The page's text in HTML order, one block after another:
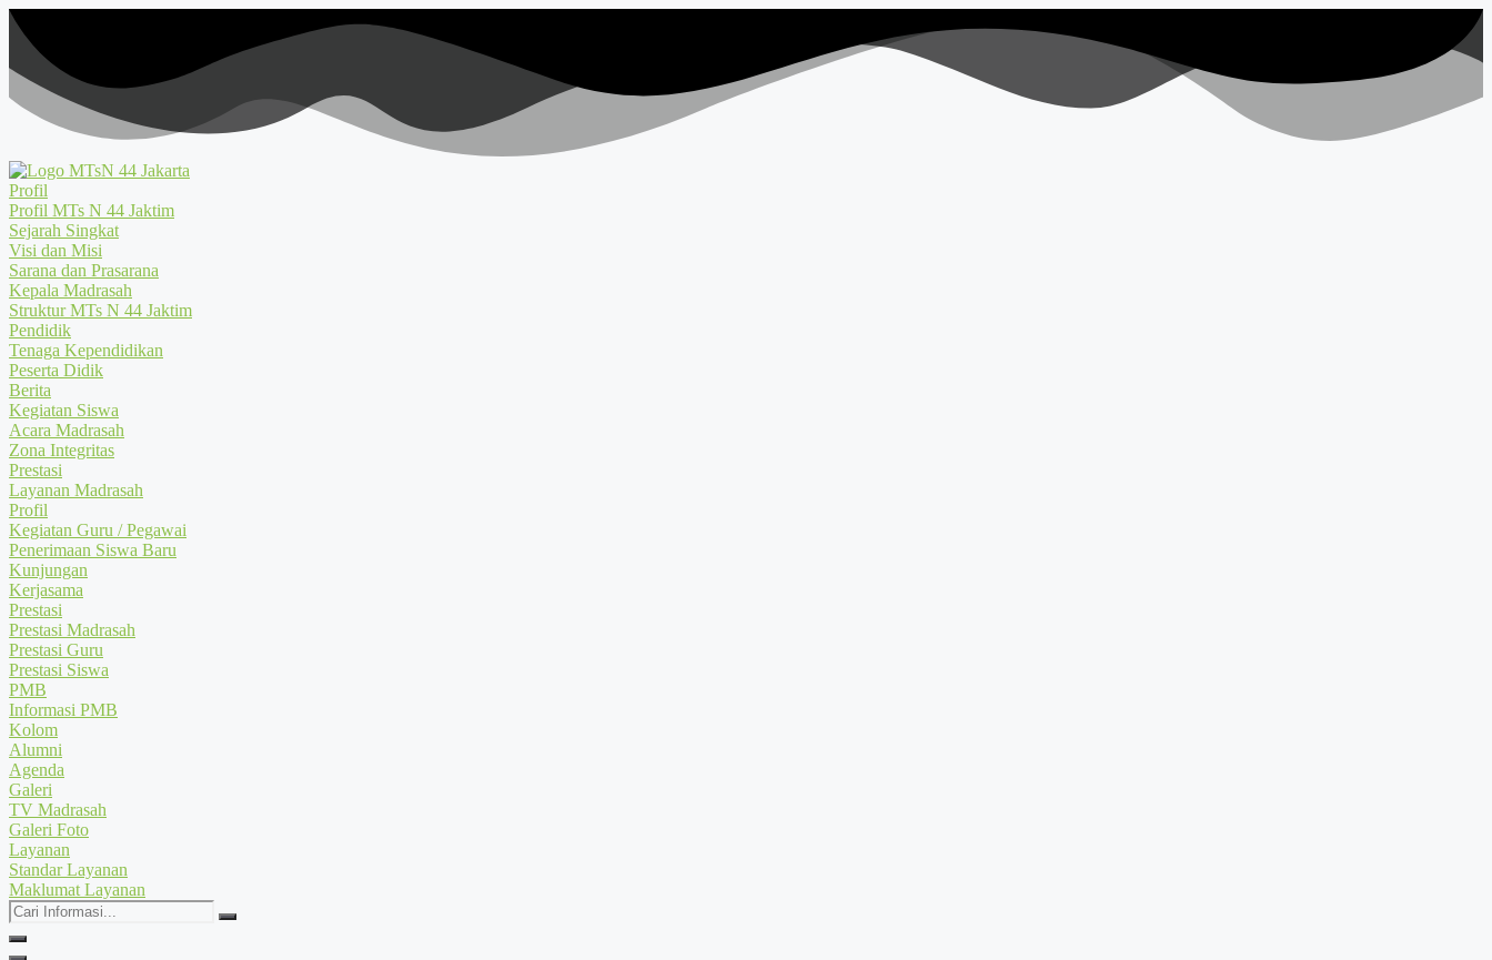
Profil
Profil MTs N 44 Jaktim
Sejarah Singkat
Visi dan Misi
Sarana dan Prasarana
Kepala Madrasah
Struktur MTs N 44 Jaktim
Pendidik
Tenaga Kependidikan
Peserta Didik
Berita
Kegiatan Siswa
Acara Madrasah
Zona Integritas
Prestasi
Layanan Madrasah
Profil
Kegiatan Guru / Pegawai
Penerimaan Siswa Baru
Kunjungan
Kerjasama
Prestasi
Prestasi Madrasah
Prestasi Guru
Prestasi Siswa
PMB
Informasi PMB
Kolom
Alumni
Agenda
Galeri
TV Madrasah
Galeri Foto
Layanan
Standar Layanan
Maklumat Layanan
Cari
Informasi...